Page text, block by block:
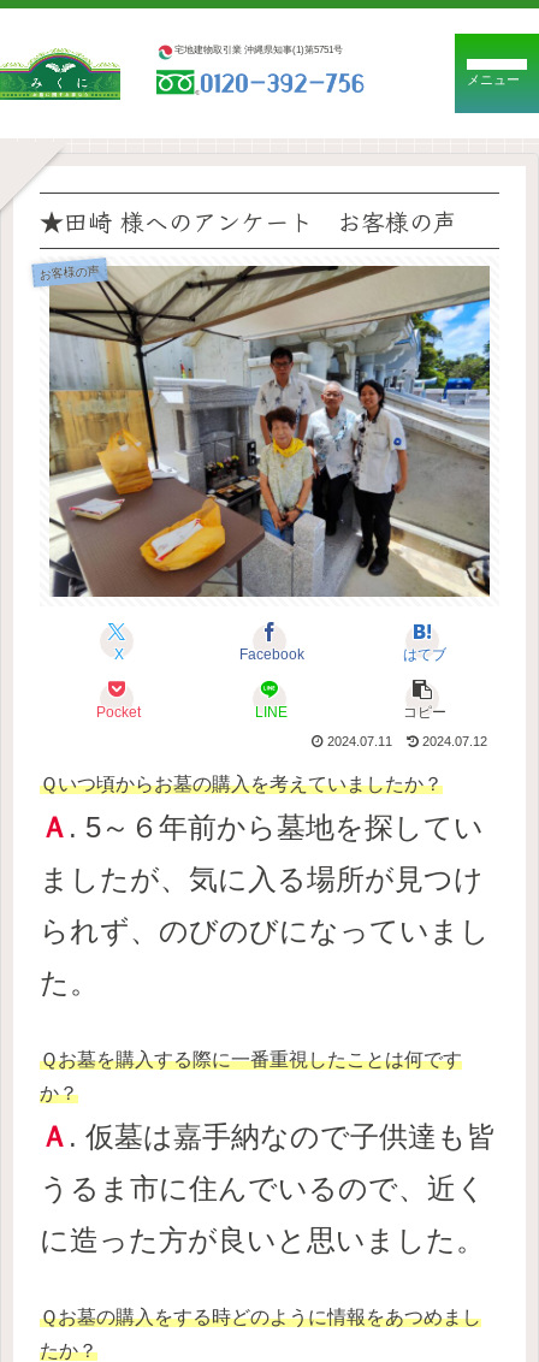
宅地建物取引業 沖縄県知事(1)第5751号
メニュー
★田崎 様へのアンケート お客様の声
お客様の声
X Facebook はてブ
Pocket LINE コピー
2024.07.11 2024.07.12
Ｑいつ頃からお墓の購入を考えていましたか？
Ａ . 5～６年前から墓地を探してい
ましたが、気に入る場所が見つけ
られず、のびのびになっていまし
た。
Ｑお墓を購入する際に一番重視したことは何です
か？
Ａ . 仮墓は嘉手納なので子供達も皆
うるま市に住んでいるので、 近く
に造った方が良いと思いました。
Ｑお墓の購入をする時どのように情報をあつめまし
たか？